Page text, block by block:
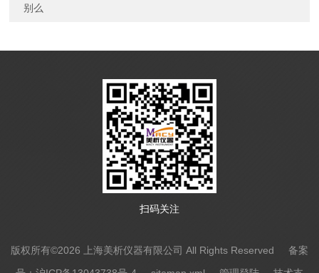
别么
扫码关注
版权所有©2026 上海美析仪器有限公司 All Rights Reserved 备案